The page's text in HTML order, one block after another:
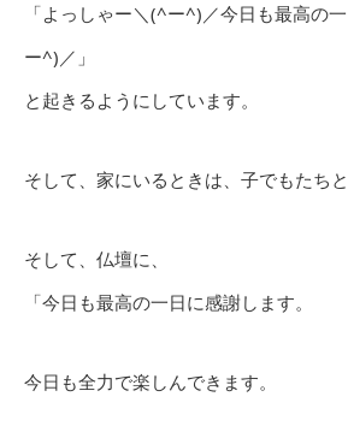
「よっしゃー＼(^ー^)／今日も最高の
ー^)／」
と起きるようにしています。
そして、家にいるときは、子でもたちと
そして、仏壇に、
「今日も最高の一日に感謝します。
今日も全力で楽しんできます。